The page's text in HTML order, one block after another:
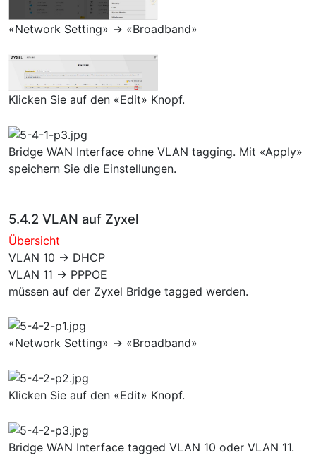
«Network Setting» → «Broadband»
Klicken Sie auf den «Edit» Knopf.
Bridge WAN Interface ohne VLAN tagging. Mit «Apply»
speichern Sie die Einstellungen.
5.4.2 VLAN auf Zyxel
Übersicht
VLAN 10 → DHCP
VLAN 11 → PPPOE
müssen auf der Zyxel Bridge tagged werden.
«Network Setting» → «Broadband»
Klicken Sie auf den «Edit» Knopf.
Bridge WAN Interface tagged VLAN 10 oder VLAN 11.